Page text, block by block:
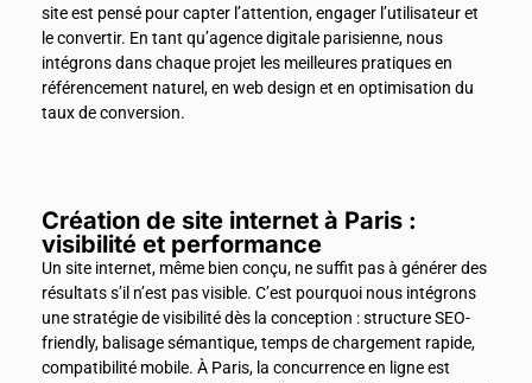
site est pensé pour capter l’attention, engager l’utilisateur et
le convertir. En tant qu’agence digitale parisienne, nous
intégrons dans chaque projet les meilleures pratiques en
référencement naturel, en web design et en optimisation du
taux de conversion.
Création de site internet à Paris :
visibilité et performance
Un site internet, même bien conçu, ne suffit pas à générer des
résultats s’il n’est pas visible. C’est pourquoi nous intégrons
une stratégie de visibilité dès la conception : structure SEO-
friendly, balisage sémantique, temps de chargement rapide,
compatibilité mobile. À Paris, la concurrence en ligne est